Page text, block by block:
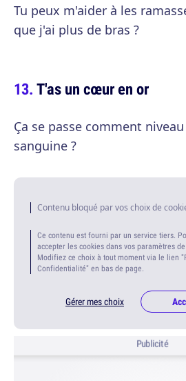
Tu peux m'aider à les
que j'ai plus de bras ?
T'as un cœur en or
Ça se passe comment
sanguine ?
Contenu bloqué par vos choix de
Ce contenu est fourni par un service tiers.
accepter les cookies dans vos paramètres
Modifiez ce choix à tout moment via le lien
Confidentialité" en bas de page.
Gérer mes choix
Publicité